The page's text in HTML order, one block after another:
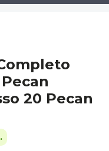
20 Pecan